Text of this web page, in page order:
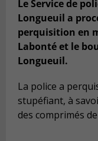
Le Service de
Longueuil a
perquisition en
Labonté et le
Longueuil.
La police a
stupéfiant, à
des comprimés